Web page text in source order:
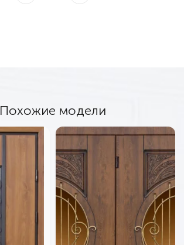
Похожие модели